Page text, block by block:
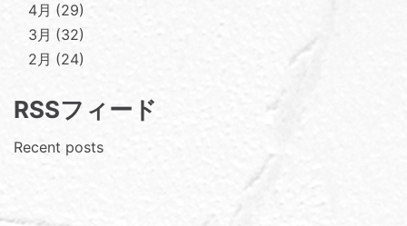
4月
29
3月
32
2月
24
RSSフィード
Recent posts